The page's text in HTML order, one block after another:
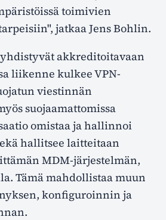
toimivien
jatkaa Jens Bohlin.
akkreditoitavaan
liikenne kulkee VPN-
viestinnän
suojaamattomissa
omistaa ja hallinnoi
hallitsee laitteitaan
MDM-järjestelmän,
Tämä mahdollistaa muun
konfiguroinnin ja